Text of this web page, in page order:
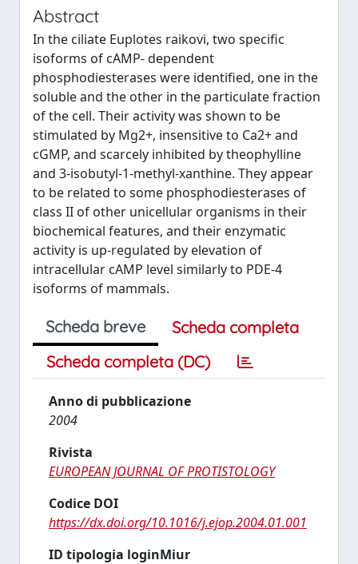
Abstract
In the ciliate Euplotes raikovi, two specific
isoforms of cAMP- dependent
phosphodiesterases were identified, one in the
soluble and the other in the particulate fraction
of the cell. Their activity was shown to be
stimulated by Mg2+, insensitive to Ca2+ and
cGMP, and scarcely inhibited by theophylline
and 3-isobutyl-1-methyl-xanthine. They appear
to be related to some phosphodiesterases of
class II of other unicellular organisms in their
biochemical features, and their enzymatic
activity is up-regulated by elevation of
intracellular cAMP level similarly to PDE-4
isoforms of mammals.
Scheda breve
Scheda completa
Scheda completa (DC)
Anno di pubblicazione
2004
Rivista
EUROPEAN JOURNAL OF PROTISTOLOGY
Codice DOI
https://dx.doi.org/10.1016/j.ejop.2004.01.001
ID tipologia loginMiur